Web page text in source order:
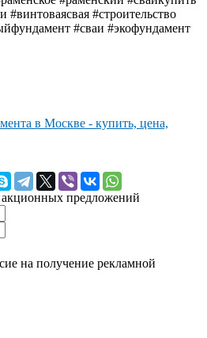
#строительство
#сваи #экофундамент
в Москве - купить, цена,
акционных предложений
на получение рекламной